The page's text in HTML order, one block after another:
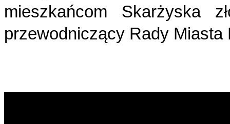
mieszkańcom Skarżyska
przewodniczący Rady Miasta